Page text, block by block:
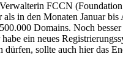
FCCN
in den Monaten Januar
Domains. Noch
ein neues
sollte auch hier das